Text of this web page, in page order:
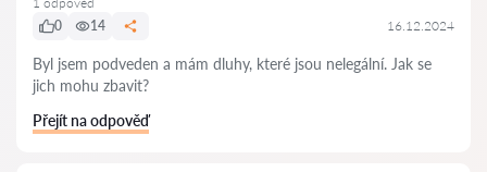
0
14 16.12.2024
Byl jsem podveden a mám dluhy, které jsou nelegální. Jak se
jich mohu zbavit?
Přejít na odpověď